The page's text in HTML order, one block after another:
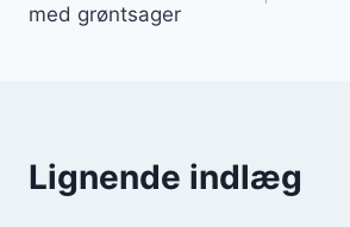
med grøntsager
Lignende indlæg